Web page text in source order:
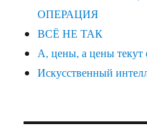
ОПЕРАЦИЯ
ВСЁ НЕ ТАК
А, цены, а цены текут
Искусственный